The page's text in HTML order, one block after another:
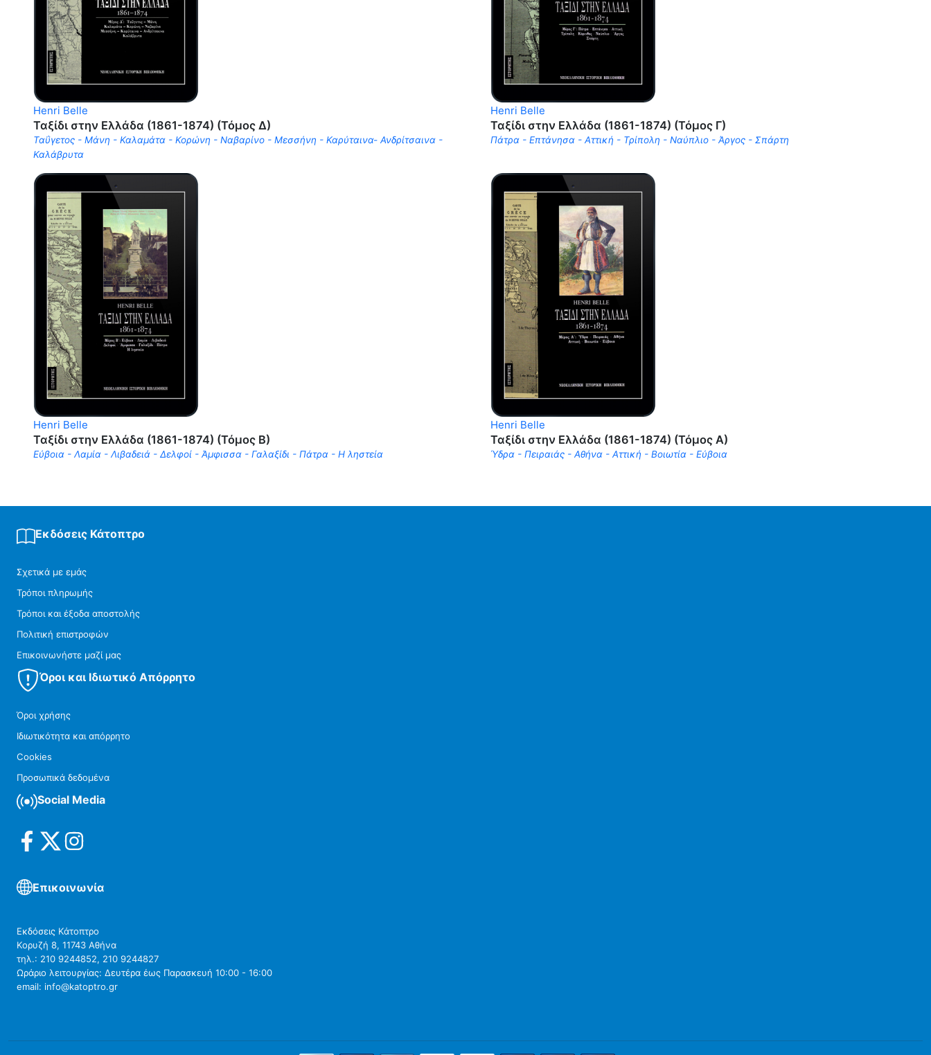
Henri Belle
Ταξίδι στην Ελλάδα (1861-1874) (Τόμος Δ)
Ταΰγετος - Μάνη - Καλαμάτα - Κορώνη - Ναβαρίνο - Μεσσήνη - Καρύταινα- Ανδρίτσαινα -
Καλάβρυτα
Henri Belle
Ταξίδι στην Ελλάδα (1861-1874) (Τόμος Γ)
Πάτρα - Επτάνησα - Αττική - Τρίπολη - Ναύπλιο - Άργος - Σπάρτη
Henri Belle
Ταξίδι στην Ελλάδα (1861-1874) (Τόμος Β)
Εύβοια - Λαμία - Λιβαδειά - Δελφοί - Άμφισσα - Γαλαξίδι - Πάτρα - Η ληστεία
Henri Belle
Ταξίδι στην Ελλάδα (1861-1874) (Τόμος Α)
Ύδρα - Πειραιάς - Αθήνα - Αττική - Βοιωτία - Εύβοια
Εκδόσεις Κάτοπτρο
Σχετικά με εμάς
Τρόποι πληρωμής
Τρόποι και έξοδα αποστολής
Πολιτική επιστροφών
Επικοινωνήστε μαζί μας
Όροι και Ιδιωτικό Απόρρητο
Όροι χρήσης
Ιδιωτικότητα και απόρρητο
Cookies
Προσωπικά δεδομένα
Social Media
Επικοινωνία
Εκδόσεις Κάτοπτρο
Κορυζή 8, 11743 Αθήνα
τηλ.: 210 9244852, 210 9244827
Ωράριο λειτουργίας: Δευτέρα έως Παρασκευή 10:00 - 16:00
email: info@katoptro.gr